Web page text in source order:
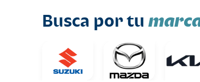
Busca por tu